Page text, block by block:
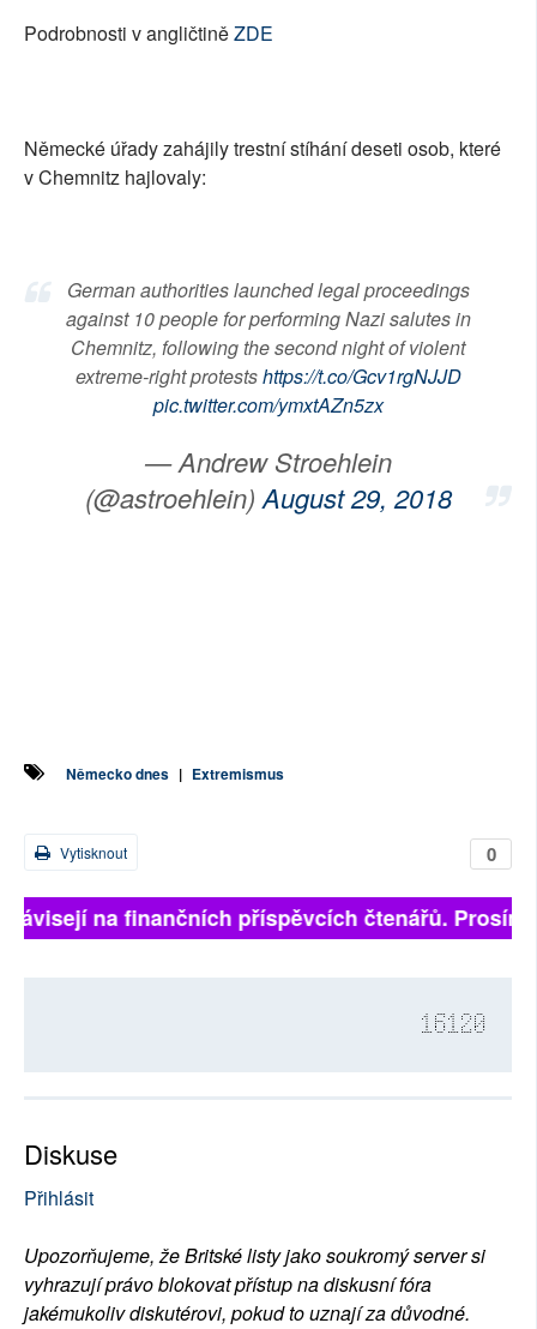
Podrobnosti v angličtiněZDE
Německé úřady zahájily trestní stíhání deseti osob, které
v Chemnitz hajlovaly:
German authorities launched legal proceedings
against 10 people for performing Nazi salutes in
Chemnitz, following the second night of violent
extreme-right protestshttps://t.co/Gcv1rgNJJD
pic.twitter.com/ymxtAZn5zx
— Andrew Stroehlein
(@astroehlein) August 29, 2018
Německo dnes | Extremismus
0
Vytisknout
na finančních příspěvcích čtenářů.
16120
Diskuse
Přihlásit
Upozorňujeme, že Britské listy jako soukromý server si
vyhrazují právo blokovat přístup na diskusní fóra
jakémukoliv diskutérovi, pokud to uznají za důvodné.